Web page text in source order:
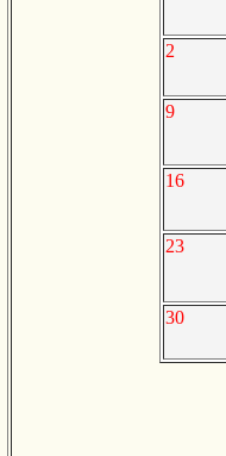
2
9
16
23
30